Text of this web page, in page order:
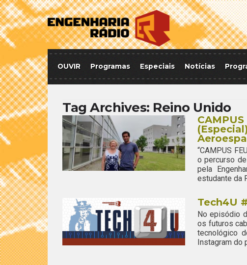
OUVIR Programas Especiais Notícias
Tag Archives: Reino Unido
“CAMPUS
o percurso
pela
estudante da
Tech4U
No episódio
os futuros
tecnológico
Instagram do